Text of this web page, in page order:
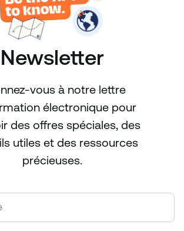
Newsletter
vous à notre lettre
électronique pour
des offres spéciales, des
utiles et des ressources
précieuses.